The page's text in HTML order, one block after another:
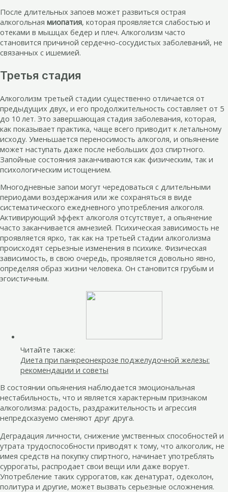
После длительных запоев может развиться острая
алкогольная миопатия, которая проявляется слабостью и
отеками в мышцах бедер и плеч. Алкоголизм часто
становится причиной сердечно-сосудистых заболеваний, не
связанных с ишемией.
Третья стадия
Алкоголизм третьей стадии существенно отличается от
предыдущих двух, и его продолжительность составляет от 5
до 10 лет. Это завершающая стадия заболевания, которая,
как показывает практика, чаще всего приводит к летальному
исходу. Уменьшается переносимость алкоголя, и опьянение
может наступать даже после небольших доз спиртного.
Запойные состояния заканчиваются как физическим, так и
психологическим истощением.
Многодневные запои могут чередоваться с длительными
периодами воздержания или же сохраняться в виде
систематического ежедневного употребления алкоголя.
Активирующий эффект алкоголя отсутствует, а опьянение
часто заканчивается амнезией. Психическая зависимость не
проявляется ярко, так как на третьей стадии алкоголизма
происходят серьезные изменения в психике. Физическая
зависимость, в свою очередь, проявляется довольно явно,
определяя образ жизни человека. Он становится грубым и
эгоистичным.
Читайте также:
Диета при панкреонекрозе поджелудочной железы:
рекомендации и советы
В состоянии опьянения наблюдается эмоциональная
нестабильность, что и является характерным признаком
алкоголизма: радость, раздражительность и агрессия
непредсказуемо сменяют друг друга.
Деградация личности, снижение умственных способностей и
утрата трудоспособности приводят к тому, что алкоголик, не
имея средств на покупку спиртного, начинает употреблять
суррогаты, распродает свои вещи или даже ворует.
Употребление таких суррогатов, как денатурат, одеколон,
политура и другие, может вызвать серьезные осложнения.